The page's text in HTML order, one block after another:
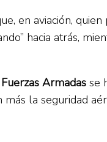
en aviación,
hacia atrás,
Fuerzas Armadas se
la seguridad